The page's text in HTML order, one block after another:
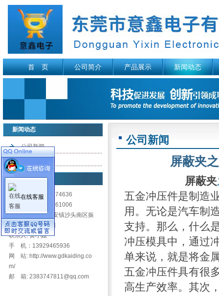
首 页 公司简介 产品展示 新闻动态
新闻动态
公司新闻
行业资讯
联系我们
电 话: 0769-89874636
传 真: 0769-81761006
地 址: 东莞市长安镇沙头南区振
安中路安力科技园
联系人: 黄小姐
手 机：13929465936
网 站: http://www.gdkaiding.co
m/
邮 箱: 2383747811@qq.com
公司新闻
屏蔽夹
屏蔽夹
五金冲压件是制造
用。无论是汽车制
支持。那么，什么
冲压模具中，通过
单来说，就是将金
五金冲压件具有很
高生产效率。其次
在线客服